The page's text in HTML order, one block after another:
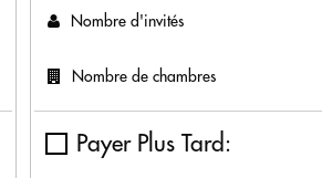
Nombre d'invités
Nombre de chambres
Payer Plus Tard: